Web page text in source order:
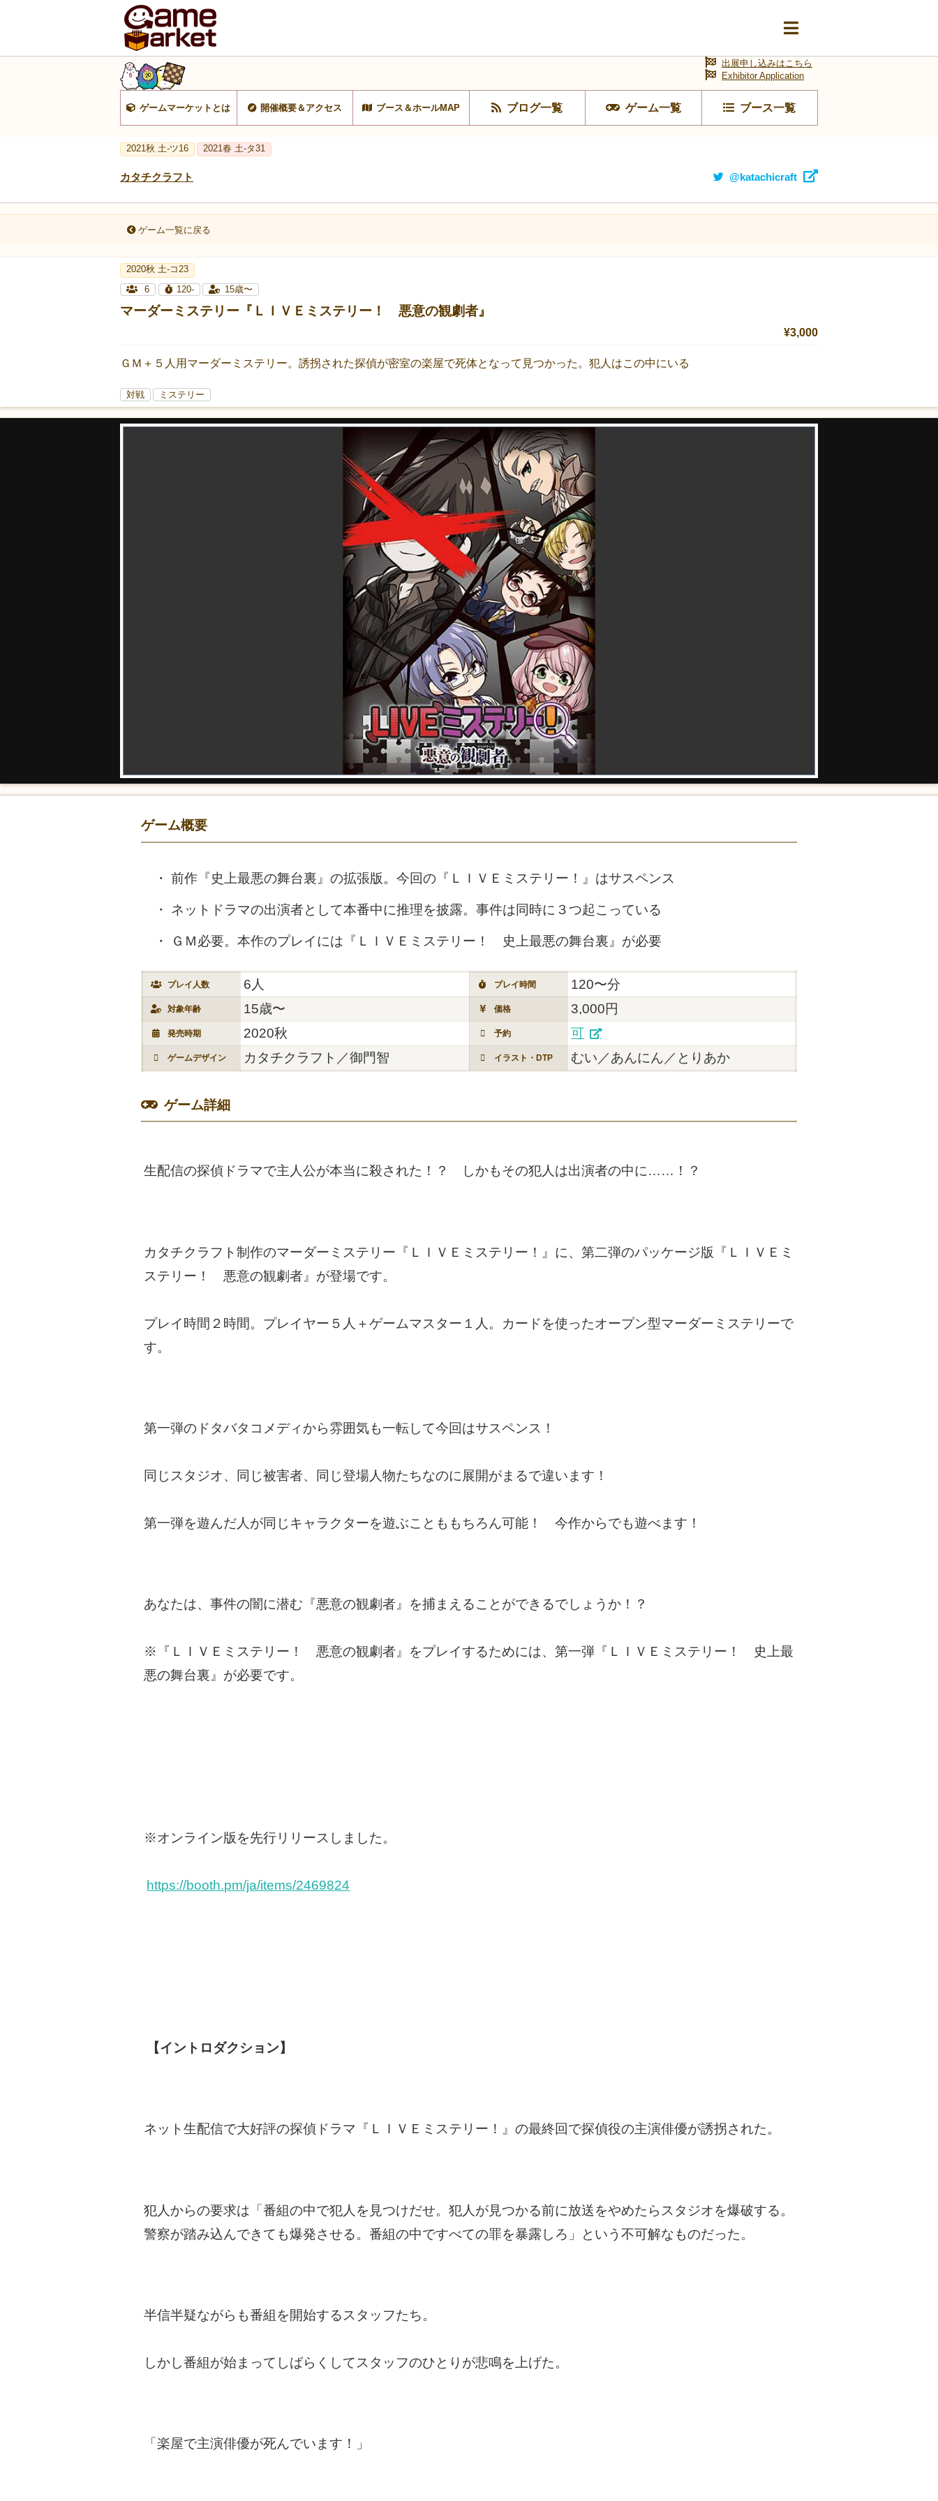
ゲームマーケットとは 開催概要＆アクセス ブース＆ホールMAP ブログ一覧 ゲーム一覧 ブース一覧
出展申し込みはこちら
Exhibitor Application
2021秋 土-ツ16 2021春 土-タ31
カタチクラフト @katachicraft
ゲーム一覧に戻る
2020秋 土-コ23
6
120- 15歳〜
マーダーミステリー『ＬＩＶＥミステリー！ 悪意の観劇者』
¥3,000
ＧＭ＋５人用マーダーミステリー。誘拐された探偵が密室の楽屋で死体となって見つかった。犯人はこの中にいる
対戦 ミステリー
ゲーム概要
前作『史上最悪の舞台裏』の拡張版。今回の『ＬＩＶＥミステリー！』はサスペンス
ネットドラマの出演者として本番中に推理を披露。事件は同時に３つ起こっている
ＧＭ必要。本作のプレイには『ＬＩＶＥミステリー！ 史上最悪の舞台裏』が必要
プレイ人数 6人 プレイ時間 120〜分
対象年齢 15歳〜 価格 3,000円
発売時期 2020秋 予約 可
ゲームデザイン カタチクラフト／御門智 イラスト・DTP むい／あんにん／とりあか
ゲーム詳細
生配信の探偵ドラマで主人公が本当に殺された！？ しかもその犯人は出演者の中に……！？
カタチクラフト制作のマーダーミステリー『ＬＩＶＥミステリー！』に、第二弾のパッケージ版『ＬＩＶＥミ
ステリー！ 悪意の観劇者』が登場です。
プレイ時間２時間。プレイヤー５人＋ゲームマスター１人。カードを使ったオープン型マーダーミステリーで
す。
第一弾のドタバタコメディから雰囲気も一転して今回はサスペンス！
同じスタジオ、同じ被害者、同じ登場人物たちなのに展開がまるで違います！
第一弾を遊んだ人が同じキャラクターを遊ぶことももちろん可能！ 今作からでも遊べます！
あなたは、事件の闇に潜む『悪意の観劇者』を捕まえることができるでしょうか！？
※『ＬＩＶＥミステリー！ 悪意の観劇者』をプレイするためには、第一弾『ＬＩＶＥミステリー！ 史上最
悪の舞台裏』が必要です。
※オンライン版を先行リリースしました。
https://booth.pm/ja/items/2469824
【イントロダクション】
ネット生配信で大好評の探偵ドラマ『ＬＩＶＥミステリー！』の最終回で探偵役の主演俳優が誘拐された。
犯人からの要求は「番組の中で犯人を見つけだせ。犯人が見つかる前に放送をやめたらスタジオを爆破する。
警察が踏み込んできても爆発させる。番組の中ですべての罪を暴露しろ」という不可解なものだった。
半信半疑ながらも番組を開始するスタッフたち。
しかし番組が始まってしばらくしてスタッフのひとりが悲鳴を上げた。
「楽屋で主演俳優が死んでいます！」